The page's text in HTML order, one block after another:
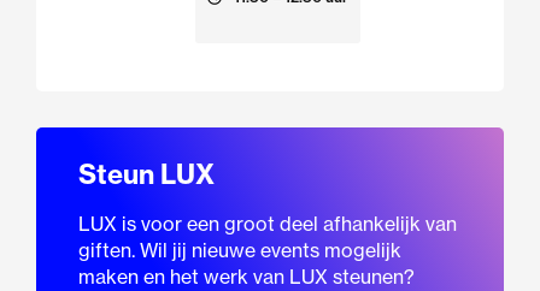
Steun LUX
LUX is voor een groot deel afhankelijk van
giften. Wil jij nieuwe events mogelijk
maken en het werk van LUX steunen?